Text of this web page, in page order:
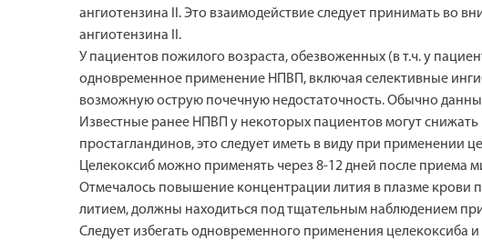
ангиотензина II. Это взаимодействие следует принимать во
ангиотензина II.
У пациентов пожилого возраста, обезвоженных (в т.ч. у
одновременное применение НПВП, включая селективные
возможную острую почечную недостаточность. Обычно
Известные ранее НПВП у некоторых пациентов могут
простагландинов, это следует иметь в виду при применении
Целекоксиб можно применять через 8-12 дней после приема
Отмечалось повышение концентрации лития в плазме
литием, должны находиться под тщательным наблюдением
Следует избегать одновременного применения